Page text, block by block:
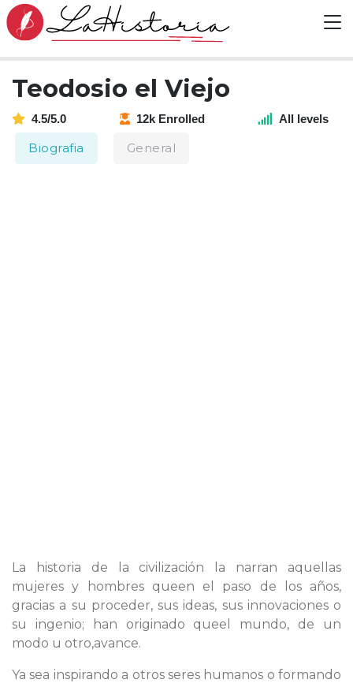
Teodosio el Viejo
4.5/5.0 12k Enrolled All levels
Biografia General
La historia de la civilización la narran aquellas
mujeres y hombres queen el paso de los años,
gracias a su proceder, sus ideas, sus innovaciones o
su ingenio; han originado queel mundo, de un
modo u otro,avance.
Ya sea inspirando a otros seres humanos o formando